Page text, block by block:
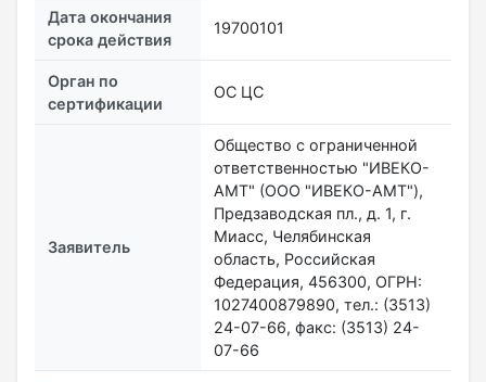
Дата окончания
срока действия
19700101
Орган по
сертификации
ОС ЦС
Заявитель
Общество с ограниченной
ответственностью "ИВЕКО-
АМТ" (ООО "ИВЕКО-АМТ"),
Предзаводская пл., д. 1, г.
Миасс, Челябинская
область, Российская
Федерация, 456300, ОГРН:
1027400879890, тел.: (3513)
24-07-66, факс: (3513) 24-
07-66